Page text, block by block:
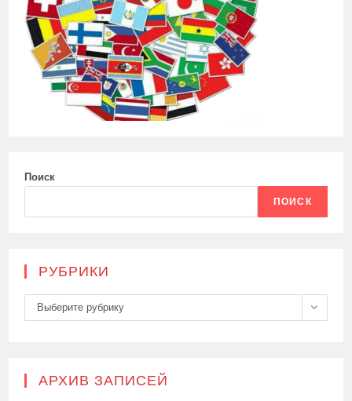
Поиск
ПОИСК
РУБРИКИ
Рубрики
Выберите рубрику
АРХИВ ЗАПИСЕЙ